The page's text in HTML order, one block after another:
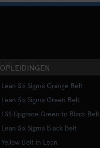
OPLEIDINGEN
Lean Six Sigma Orange Belt
Lean Six Sigma Green Belt
LSS Upgrade Green to Black Belt
Lean Six Sigma Black Belt
Yellow Belt in Lean